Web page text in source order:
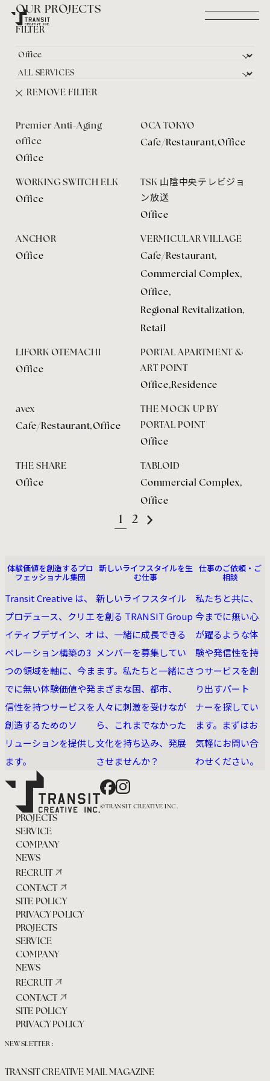
CONTACT
OUR PROJECTS
FILTER
REMOVE FILTER
Premier Anti-Aging
office
Office
OCA TOKYO
Cafe/Restaurant,Office
WORKING SWITCH ELK
Office
TSK 山陰中央テレビジョ
ン放送
Office
ANCHOR
Office
VERMICULAR VILLAGE
Cafe/Restaurant,
Commercial Complex,
Office,
Regional Revitalization,
Retail
LIFORK OTEMACHI
Office
PORTAL APARTMENT &
ART POINT
Office,Residence
avex
Cafe/Restaurant,Office
THE MOCK UP BY
PORTAL POINT
Office
THE SHARE
Office
TABLOID
Commercial Complex,
Office
ペー
送
り
1 2
体験価値を創造するプロ
フェッショナル集団
Transit Creative は、
プロデュース、クリエ
イティブデザイン、オ
ペレーション構築の3
つの領域を軸に、今ま
でに無い体験価値や発
信性を持つサービスを
創造するためのソ
リューションを提供し
ます。
新しいライフスタイルを生
む仕事
新しいライフスタイル
を創る TRANSIT Group
は、一緒に成長できる
メンバーを募集してい
ます。私たちと一緒にさ
まざまな国、都市、
人々に刺激を受けなが
ら、これまでなかった
文化を持ち込み、発展
させませんか？
仕事のご依頼・ご
相談
私たちと共に、
今までに無い⼼
が躍るような体
験や発信性を持
つサービスを創
り出すパート
ナーを探してい
ます。まずはお
気軽にお問い合
わせください。
Facebook
Instagram
©TRANSIT CREATIVE INC.
PROJECTS
SERVICE
COMPANY
NEWS
RECRUIT
CONTACT
SITE POLICY
PRIVACY POLICY
PROJECTS
SERVICE
COMPANY
NEWS
RECRUIT
CONTACT
SITE POLICY
PRIVACY POLICY
NEWSLETTER :
TRANSIT CREATIVE MAIL MAGAZINE